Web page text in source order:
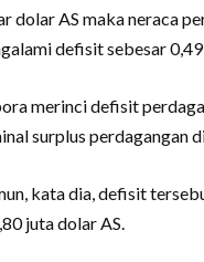
dolar AS maka neraca
defisit sebesar
merinci defisit
surplus perdagangan
kata dia, defisit
juta dolar AS.